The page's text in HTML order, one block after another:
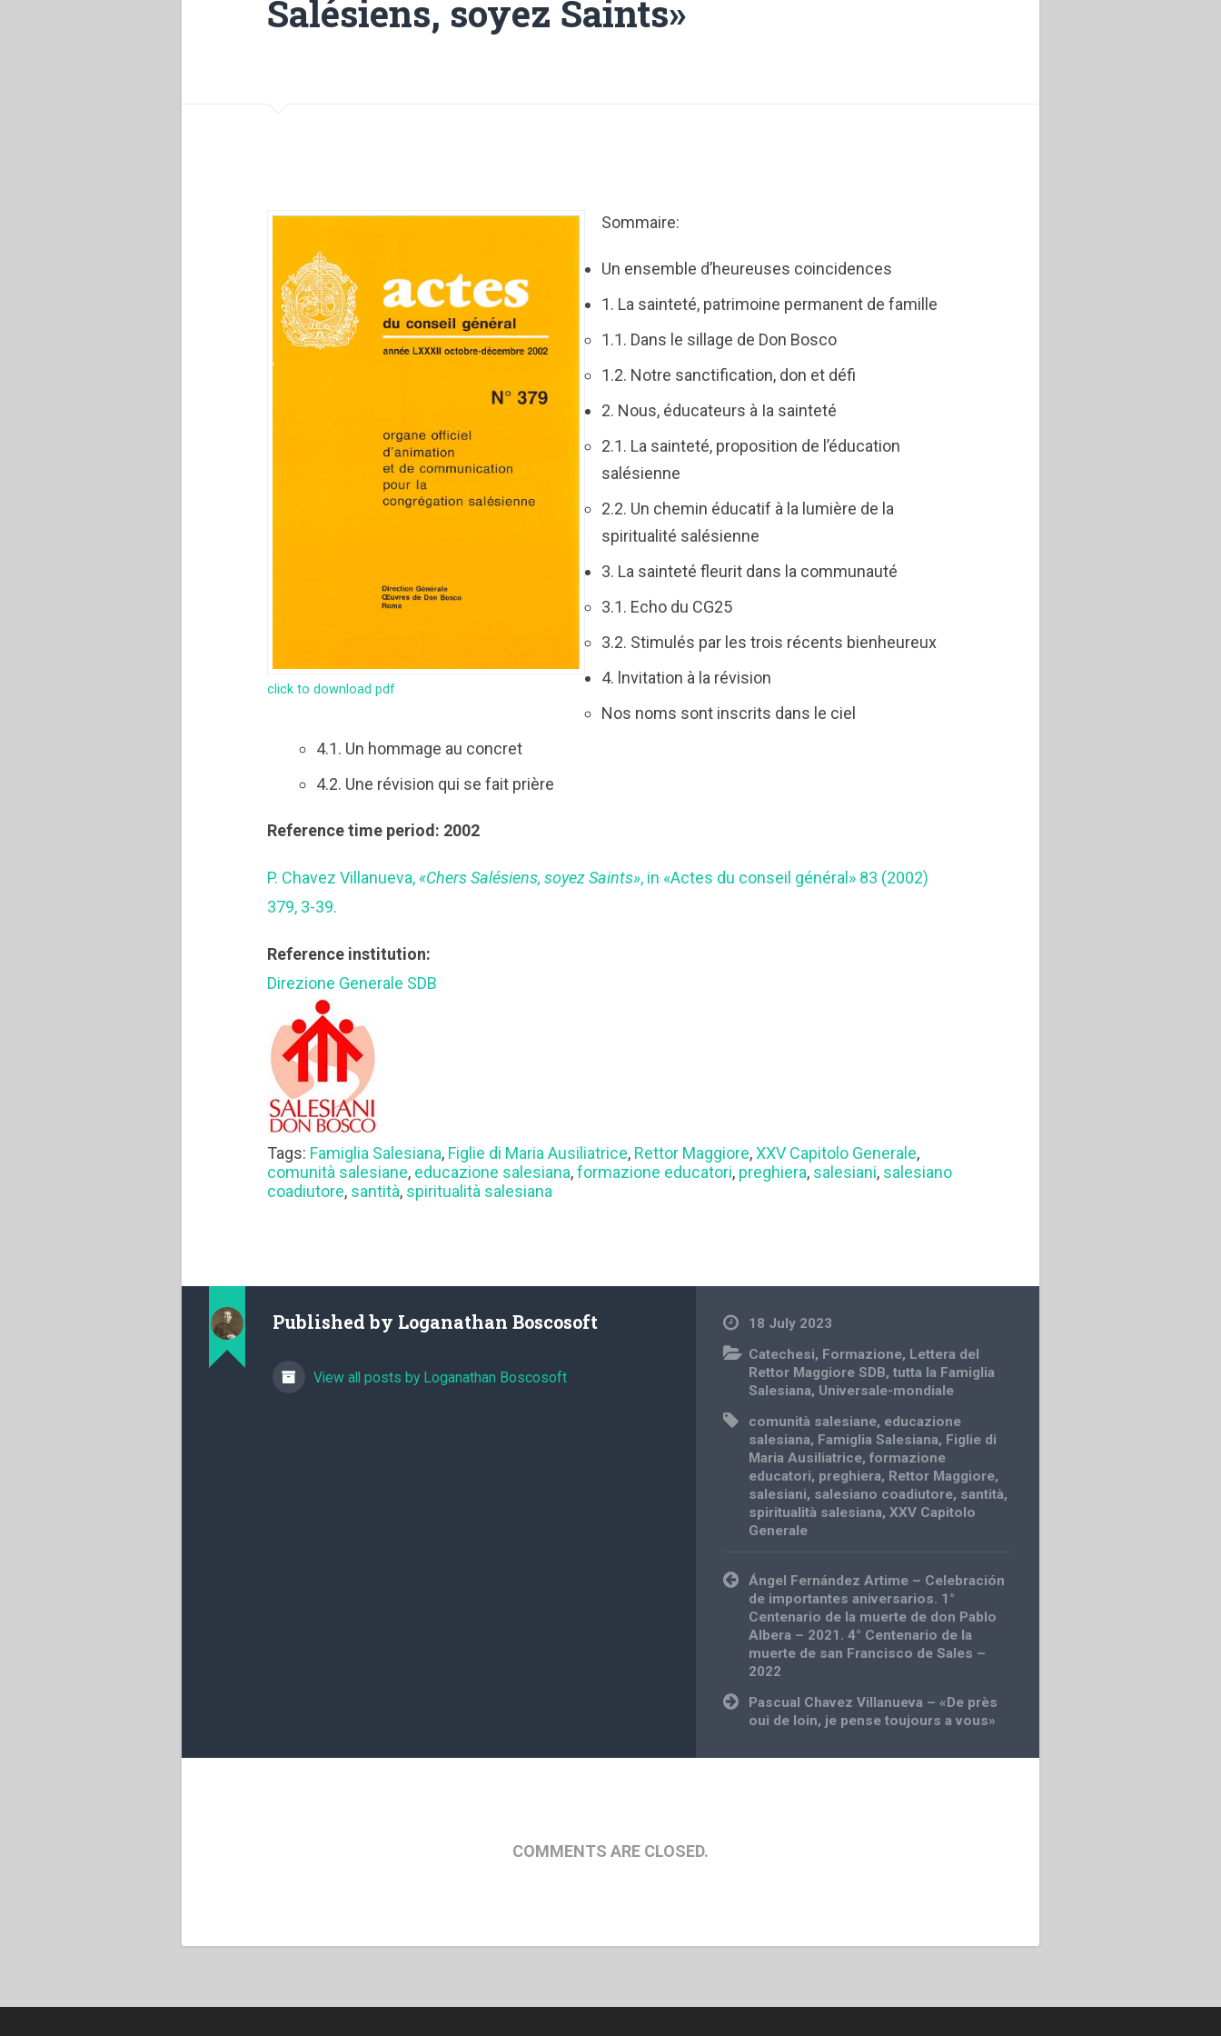
Salésiens, soyez Saints»
click to download pdf
Sommaire:
Un ensemble d’heureuses coincidences
1. La sainteté, patrimoine permanent de famille
1.1. Dans le sillage de Don Bosco
1.2. Notre sanctification, don et défi
2. Nous, éducateurs à Ia sainteté
2.1. La sainteté, proposition de l’éducation
salésienne
2.2. Un chemin éducatif à la lumière de la
spiritualité salésienne
3. La sainteté fleurit dans la communauté
3.1. Echo du CG25
3.2. Stimulés par les trois récents bienheureux
4. lnvitation à la révision
Nos noms sont inscrits dans le ciel
4.1. Un hommage au concret
4.2. Une révision qui se fait prière
Reference time period: 2002
P. Chavez Villanueva, «Chers Salésiens, soyez Saints», in «Actes du conseil général» 83 (2002)
379, 3-39.
Reference institution:
Direzione Generale SDB
Tags: Famiglia Salesiana, Figlie di Maria Ausiliatrice, Rettor Maggiore,XXV Capitolo Generale,
comunità salesiane, educazione salesiana,formazione educatori, preghiera, salesiani, salesiano
coadiutore, santità, spiritualità salesiana
Published by Loganathan Boscosoft
View all posts by Loganathan Boscosoft
18 July 2023
Catechesi, Formazione, Lettera del
Rettor Maggiore SDB,tutta la Famiglia
Salesiana, Universale-mondiale
comunità salesiane, educazione
salesiana, Famiglia Salesiana, Figlie di
Maria Ausiliatrice,formazione
educatori, preghiera, Rettor Maggiore,
salesiani, salesiano coadiutore, santità,
spiritualità salesiana,XXV Capitolo
Generale
Post
navigation
Ángel Fernández Artime – Celebración
de importantes aniversarios. 1°
Centenario de la muerte de don Pablo
Albera – 2021. 4° Centenario de la
muerte de san Francisco de Sales –
2022
Pascual Chavez Villanueva – «De près
oui de loin, je pense toujours a vous»
COMMENTS ARE CLOSED.